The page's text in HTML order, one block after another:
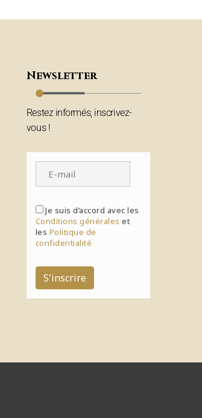
Newsletter
Restez informés, inscrivez-
vous !
Je suis d’accord avec les
Conditions générales et
les Politique de
confidentialité
S'inscrire